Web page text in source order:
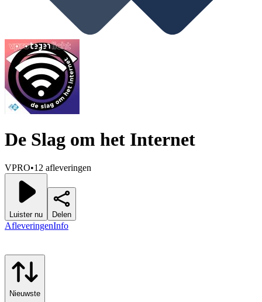
De Slag om het Internet
VPRO•12 afleveringen
Luister nu Delen
AfleveringenInfo
Nieuwste